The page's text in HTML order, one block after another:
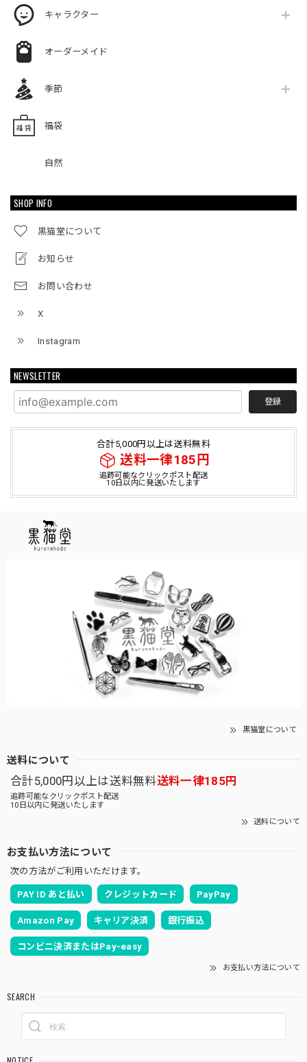
キャラクター
オーダーメイド
季節
福袋
自然
SHOP INFO
黒猫堂について
お知らせ
お問い合わせ
X
Instagram
NEWSLETTER
登録
合計5,000円以上は送料無料
送料一律185円
追跡可能なクリックポスト配送
10日以内に発送いたします
黒猫堂について
送料について
合計5,000円以上は送料無料送料一律185円
追跡可能なクリックポスト配送
10日以内に発送いたします
送料について
お支払い方法について
次の方法がご利用いただけます。
PAY ID あと払い クレジットカード PayPay
Amazon Pay キャリア決済 銀行振込
コンビニ決済またはPay-easy
お支払い方法について
SEARCH